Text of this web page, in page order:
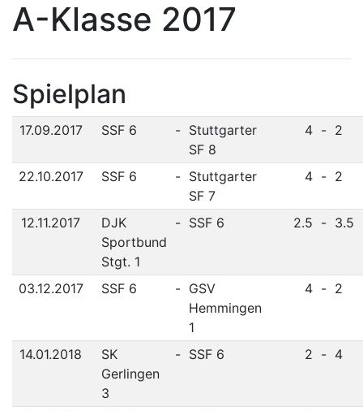
A-Klasse 2017
Spielplan
17.09.2017 SSF 6 - Stuttgarter
SF 8
4 - 2
22.10.2017 SSF 6 - Stuttgarter
SF 7
4 - 2
12.11.2017
DJK
Sportbund
Stgt. 1
- SSF 6 2.5 - 3.5
03.12.2017 SSF 6 - GSV
Hemmingen
1
4 - 2
14.01.2018
SK
Gerlingen
3
- SSF 6 2 - 4